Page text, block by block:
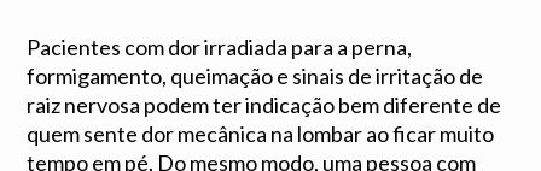
Pacientes com dor irradiada para a perna,
formigamento, queimação e sinais de irritação de
raiz nervosa podem ter indicação bem diferente de
quem sente dor mecânica na lombar ao ficar muito
tempo em pé. Do mesmo modo, uma pessoa com